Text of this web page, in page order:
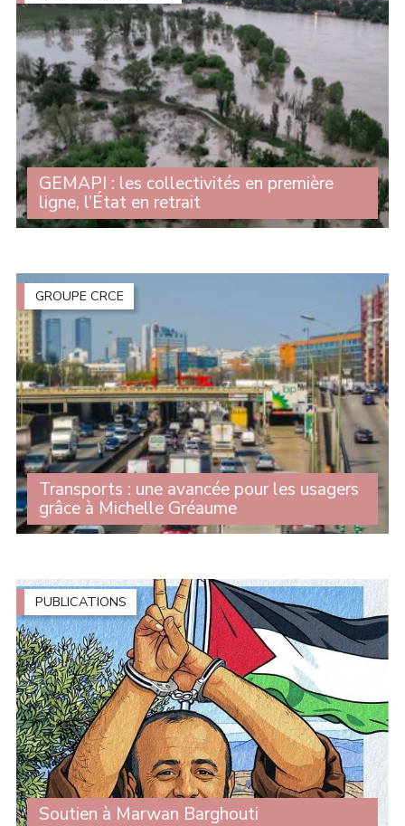
GEMAPI : les collectivités en première
ligne, l’État en retrait
Le 7 avril dernier, le Sénat examinait la proposition de
aquatiques et prévention des (...)
GROUPE CRCE
Transports : une avancée pour les usagers
grâce à Michelle Gréaume
Alors que le scrutin solennel sur le projet de loi-cadre
adopté plusieurs (...)
PUBLICATIONS
Soutien à Marwan Barghouti